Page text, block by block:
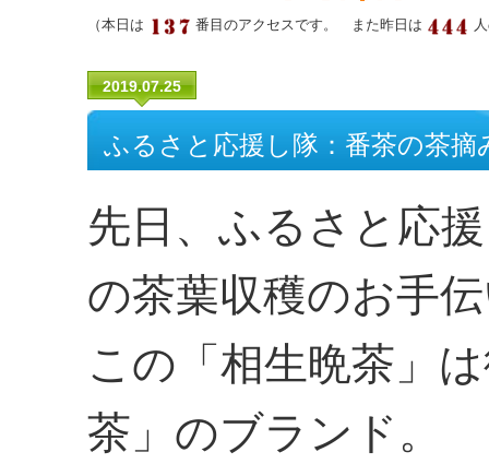
（本日は 番目のアクセスです。 また昨日は
2019.07.25
ふるさと応援し隊：番茶の茶摘
先日、ふるさと応
の茶葉収穫のお手
この「相生晩茶」
茶」のブランド。